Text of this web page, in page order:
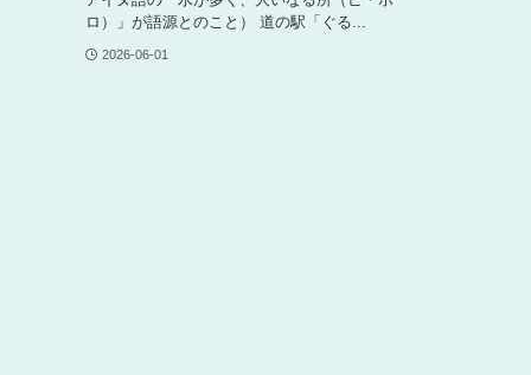
ロ）」が語源とのこと） 道の駅「ぐる...
2026-06-01